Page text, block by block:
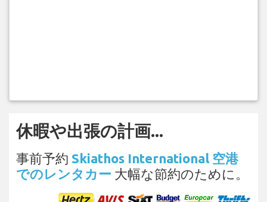
休暇や出張の計画...
事前予約 Skiathos International 空港
でのレンタカー 大幅な節約のために。